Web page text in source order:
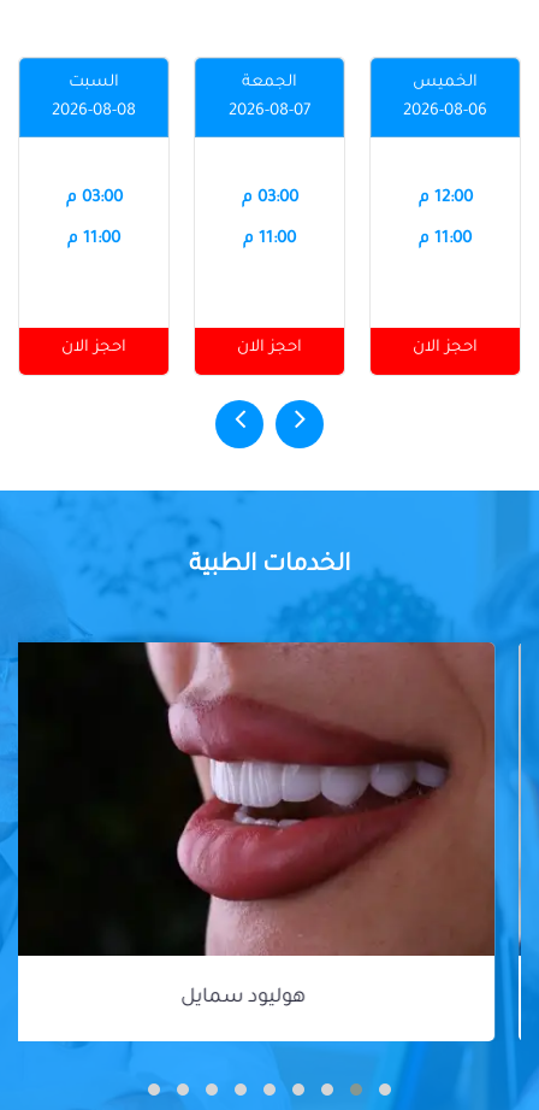
الخميس
2026-08-06
12:00 م
11:00 م
احجز الان
الجمعة
2026-08-07
03:00 م
11:00 م
احجز الان
السبت
2026-08-08
03:00 م
11:00 م
احجز الان
الخدمات الطبية
هوليود سمايل